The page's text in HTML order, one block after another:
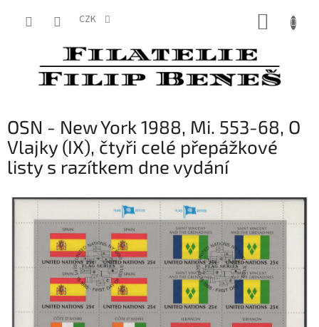
CZK
OSN - New York 1988, Mi. 553-68, O
Vlajky (IX), čtyři celé přepážkové
listy s razítkem dne vydání